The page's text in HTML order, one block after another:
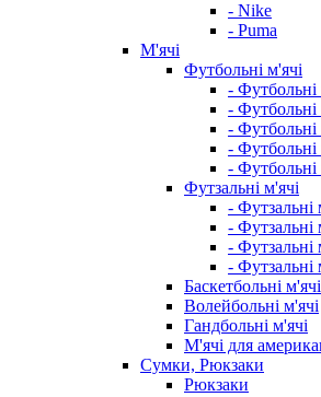
- Nike
- Puma
М'ячі
Футбольні м'ячі
- Футбольні
- Футбольні
- Футбольні
- Футбольні
- Футбольні
Футзальні м'ячі
- Футзальні
- Футзальні
- Футзальні
- Футзальні
Баскетбольні м'ячі
Волейбольні м'ячі
Гандбольні м'ячі
М'ячі для
Сумки, Рюкзаки
Рюкзаки